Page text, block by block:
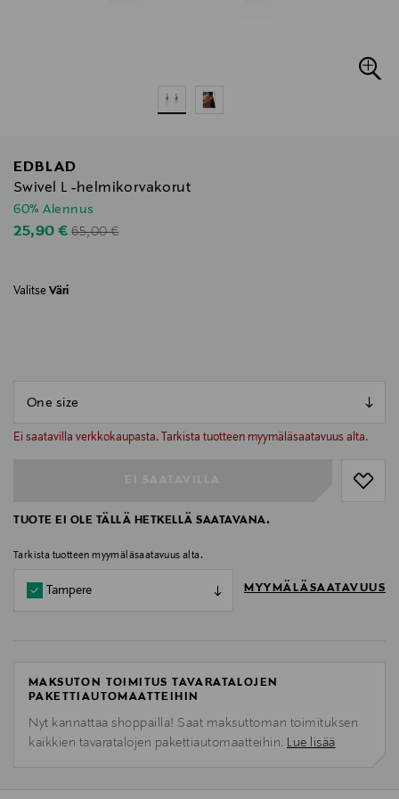
EDBLAD
Swivel L -helmikorvakorut
60% Alennus
Discounted Price
25,90 €Original Price
65,00 €
Valitse Väri
Ei saatavilla verkkokaupasta. Tarkista tuotteen myymäläsaatavuus alta.
null
TUOTE EI OLE TÄLLÄ HETKELLÄ SAATAVANA.
Tarkista tuotteen myymäläsaatavuus alta.
Tampere MYYMÄLÄSAATAVUUS
MAKSUTON TOIMITUS TAVARATALOJEN
PAKETTIAUTOMAATTEIHIN
Nyt kannattaa shoppailla! Saat maksuttoman toimituksen
kaikkien tavaratalojen pakettiautomaatteihin. Lue lisää